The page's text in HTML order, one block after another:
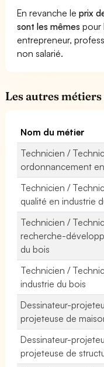
En revanche leprix
sont les mêmes pour
entrepreneur,
non salarié.
Les autres
Nom du métier
Technicien /
ordonnancement
Technicien /
qualité en industrie
Technicien /
recherche-
du bois
Technicien /
industrie du bois
Dessinateur-
projeteuse de
Dessinateur-
projeteuse de